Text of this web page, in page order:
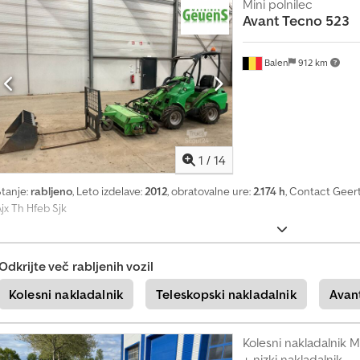
I
z
v
e
d
d
j
2
8
1 / 14
Balen 912 km
Mini polnilec
Avant Tecno 523
rabljeno, Leto izdelave:2012, obratovalne ure:2.174 h, Contact
Th Hfeb Sjk
več rabljenih vozil
Kolesni nakladalnik
Teleskopski nakladalnik
Kolesni nakladalnik